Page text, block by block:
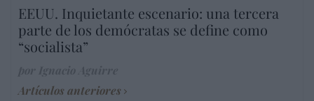
EEUU. Inquietante escenario: una tercera
parte de los demócratas se define como
“socialista”
Artículos anteriores